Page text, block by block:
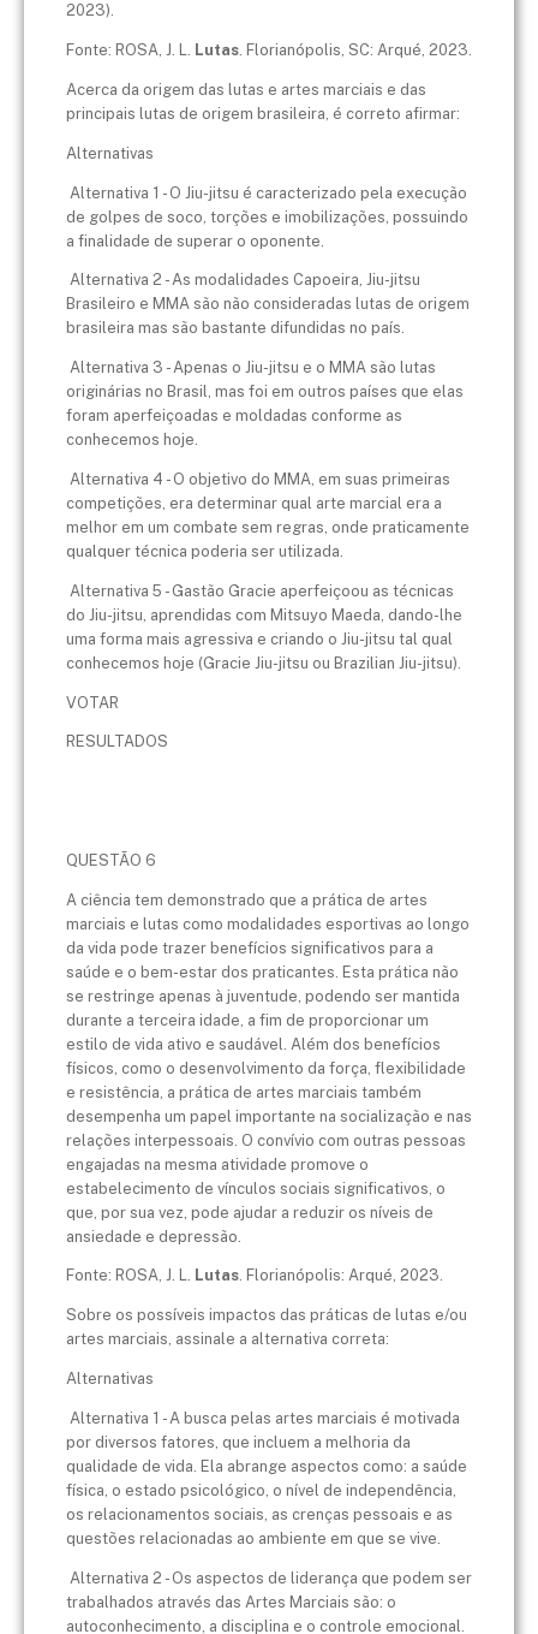
2023).
Fonte: ROSA, J. L. Lutas. Florianópolis, SC: Arqué, 2023.
Acerca da origem das lutas e artes marciais e das
principais lutas de origem brasileira, é correto afirmar:
Alternativas
Alternativa 1 - O Jiu-jitsu é caracterizado pela execução
de golpes de soco, torções e imobilizações, possuindo
a finalidade de superar o oponente.
Alternativa 2 - As modalidades Capoeira, Jiu-jitsu
Brasileiro e MMA são não consideradas lutas de origem
brasileira mas são bastante difundidas no país.
Alternativa 3 - Apenas o Jiu-jitsu e o MMA são lutas
originárias no Brasil, mas foi em outros países que elas
foram aperfeiçoadas e moldadas conforme as
conhecemos hoje.
Alternativa 4 - O objetivo do MMA, em suas primeiras
competições, era determinar qual arte marcial era a
melhor em um combate sem regras, onde praticamente
qualquer técnica poderia ser utilizada.
Alternativa 5 - Gastão Gracie aperfeiçoou as técnicas
do Jiu-jitsu, aprendidas com Mitsuyo Maeda, dando-lhe
uma forma mais agressiva e criando o Jiu-jitsu tal qual
conhecemos hoje (Gracie Jiu-jitsu ou Brazilian Jiu-jitsu).
VOTAR
RESULTADOS
QUESTÃO 6
A ciência tem demonstrado que a prática de artes
marciais e lutas como modalidades esportivas ao longo
da vida pode trazer benefícios significativos para a
saúde e o bem-estar dos praticantes. Esta prática não
se restringe apenas à juventude, podendo ser mantida
durante a terceira idade, a fim de proporcionar um
estilo de vida ativo e saudável. Além dos benefícios
físicos, como o desenvolvimento da força, flexibilidade
e resistência, a prática de artes marciais também
desempenha um papel importante na socialização e nas
relações interpessoais. O convívio com outras pessoas
engajadas na mesma atividade promove o
estabelecimento de vínculos sociais significativos, o
que, por sua vez, pode ajudar a reduzir os níveis de
ansiedade e depressão.
Fonte: ROSA, J. L. Lutas. Florianópolis: Arqué, 2023.
Sobre os possíveis impactos das práticas de lutas e/ou
artes marciais, assinale a alternativa correta:
Alternativas
Alternativa 1 - A busca pelas artes marciais é motivada
por diversos fatores, que incluem a melhoria da
qualidade de vida. Ela abrange aspectos como: a saúde
física, o estado psicológico, o nível de independência,
os relacionamentos sociais, as crenças pessoais e as
questões relacionadas ao ambiente em que se vive.
Alternativa 2 - Os aspectos de liderança que podem ser
trabalhados através das Artes Marciais são: o
autoconhecimento, a disciplina e o controle emocional.